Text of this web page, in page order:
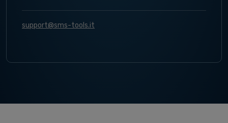
support@sms-tools.it